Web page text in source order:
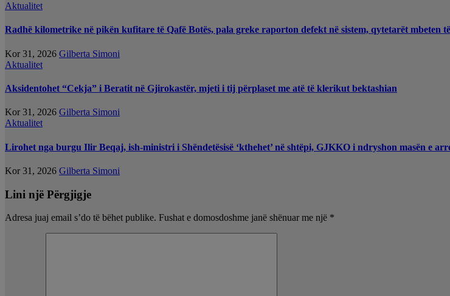
Aktualitet
Radhë kilometrike në pikën kufitare të Qafë Botës, pala greke raporton defekt në sistem, qytetarët mbeten
Kor 31, 2026 Gilberta Simoni
Aktualitet
Aksidentohet “Cekja” i Beratit në Gjirokastër, mjeti i tij përplaset me atë të klerikut bektashian
Kor 31, 2026 Gilberta Simoni
Aktualitet
Lirohet nga burgu Ilir Beqaj, ish-ministri i Shëndetësisë ‘kthehet’ në shtëpi, GJKKO i ndryshon masën e
Kor 31, 2026 Gilberta Simoni
Lini një Përgjigje
Adresa juaj email s’do të bëhet publike. Fushat e domosdoshme janë shënuar me një *